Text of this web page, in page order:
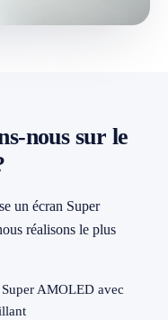
nous sur le
un écran Super
réalisons le plus
AMOLED avec